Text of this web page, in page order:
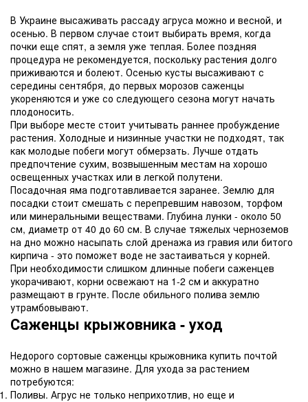
В Украине высаживать рассаду агруса можно и весной, и
осенью. В первом случае стоит выбирать время, когда
почки еще спят, а земля уже теплая. Более поздняя
процедура не рекомендуется, поскольку растения долго
приживаются и болеют. Осенью кусты высаживают с
середины сентября, до первых морозов саженцы
укореняются и уже со следующего сезона могут начать
плодоносить.
При выборе месте стоит учитывать раннее пробуждение
растения. Холодные и низинные участки не подходят, так
как молодые побеги могут обмерзать. Лучше отдать
предпочтение сухим, возвышенным местам на хорошо
освещенных участках или в легкой полутени.
Посадочная яма подготавливается заранее. Землю для
посадки стоит смешать с перепревшим навозом, торфом
или минеральными веществами. Глубина лунки - около 50
см, диаметр от 40 до 60 см. В случае тяжелых черноземов
на дно можно насыпать слой дренажа из гравия или битого
кирпича - это поможет воде не застаиваться у корней.
При необходимости слишком длинные побеги саженцев
укорачивают, корни освежают на 1-2 см и аккуратно
размещают в грунте. После обильного полива землю
утрамбовывают.
Саженцы крыжовника - уход
Недорого сортовые саженцы крыжовника купить почтой
можно в нашем магазине. Для ухода за растением
потребуются:
Поливы. Агрус не только неприхотлив, но еще и